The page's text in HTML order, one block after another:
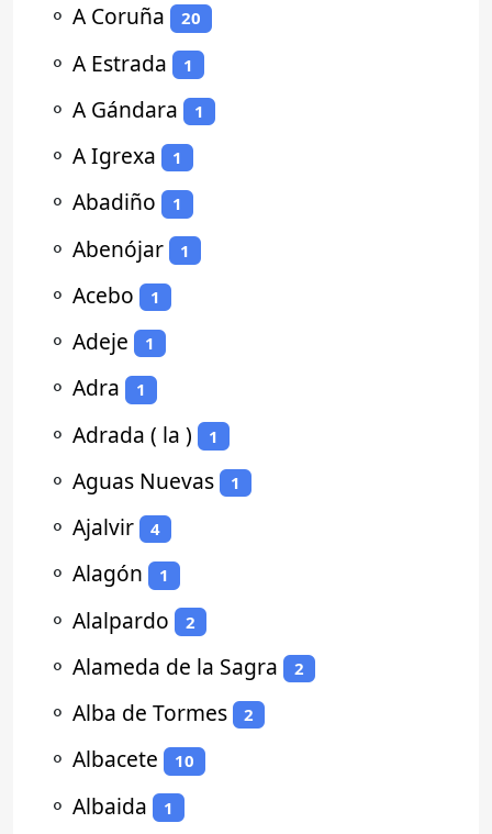
⚬ A Coruña 20
⚬ A Estrada 1
⚬ A Gándara 1
⚬ A Igrexa 1
⚬ Abadiño 1
⚬ Abenójar 1
⚬ Acebo 1
⚬ Adeje 1
⚬ Adra 1
⚬ Adrada ( la ) 1
⚬ Aguas Nuevas 1
⚬ Ajalvir 4
⚬ Alagón 1
⚬ Alalpardo 2
⚬ Alameda de la Sagra 2
⚬ Alba de Tormes 2
⚬ Albacete 10
⚬ Albaida 1